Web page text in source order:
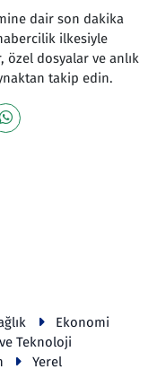
dair son dakika
ilkesiyle
özel dosyalar ve anlık
takip edin.
Ekonomi
Teknoloji
Yerel